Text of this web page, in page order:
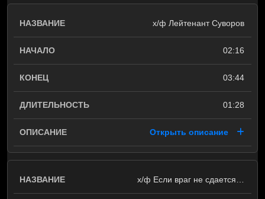
х/ф Лейтенант Суворов
02:16
03:44
01:28
Открыть описание
х/ф Если враг не сдается…